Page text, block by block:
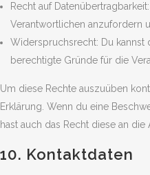
Recht auf
Verantwortlichen anzufordern
Widerspruchsrecht: Du kannst
berechtigte Gründe für die
Um diese Rechte auszuüben
Erklärung. Wenn du eine
hast auch das Recht diese an
10. Kontaktdaten